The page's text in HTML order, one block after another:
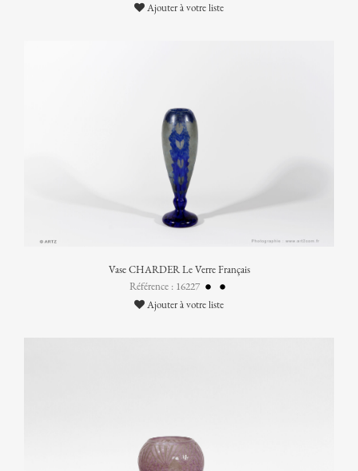
Ajouter à votre liste
Vase CHARDER Le Verre Français
Référence : 16227
Ajouter à votre liste